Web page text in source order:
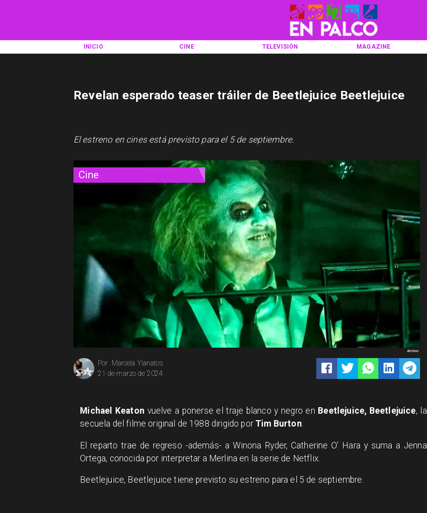
INICIO CINE TELEVISIÓN MAGAZINE
Cine
Marcela Yianatos
Por
21 de marzo de 2024
Archivo
Revelan esperado teaser tráiler de Beetlejuice Beetlejuice
El estreno en cines está previsto para el 5 de septiembre.
Michael Keaton vuelve a ponerse el traje blanco y negro en Beetlejuice, Beetlejuice, la
secuela del filme original de 1988 dirigido por Tim Burton.
El reparto trae de regreso -además- a Winona Ryder, Catherine O’ Hara y suma a Jenna
Ortega, conocida por interpretar a Merlina en la serie de Netflix.
Beetlejuice, Beetlejuice tiene previsto su estreno para el 5 de septiembre.